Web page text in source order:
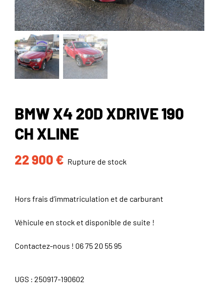
BMW X4 20D XDRIVE 190
CH XLINE
22 900 € Rupture de stock
Hors frais d’immatriculation et de carburant
Véhicule en stock et disponible de suite !
Contactez-nous ! 06 75 20 55 95
UGS : 250917-190602